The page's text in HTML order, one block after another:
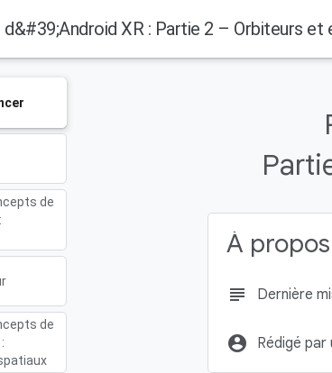
d&#39;Android XR : Partie 2 – Orbiteurs et
de
de
À
subject Dernière
account_circle Rédigé par